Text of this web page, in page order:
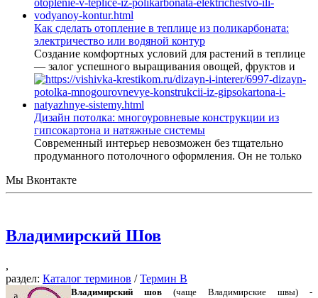
Как сделать отопление в теплице из поликарбоната:
электричество или водяной контур
Создание комфортных условий для растений в теплице
— залог успешного выращивания овощей, фруктов и
Дизайн потолка: многоуровневые конструкции из
гипсокартона и натяжные системы
Современный интерьер невозможен без тщательно
продуманного потолочного оформления. Он не только
Мы Вконтакте
Владимирский Шов
,
раздел: Каталог терминов /Термин В
Владимирский шов (чаще Владимирские швы) -